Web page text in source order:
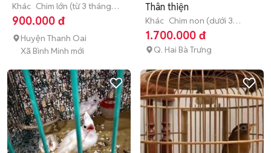
Khác Chim lớn (từ 3 tháng
tuổi)
900.000 đ
Huyện Thanh Oai
Xã Bình Minh mới
Thân thiện
Khác Chim non (dưới 3
tháng tuổi)
1.700.000 đ
Q. Hai Bà Trưng